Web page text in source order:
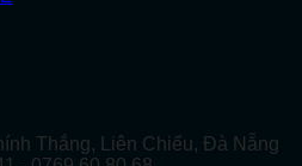
Thắng, Liên Chiểu, Đà Nẵng